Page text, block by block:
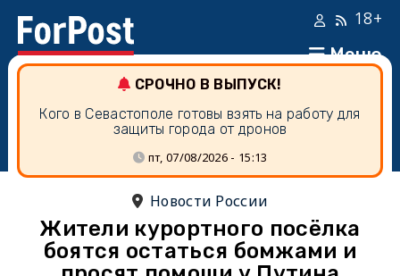
Меню
18+
СРОЧНО В ВЫПУСК!
Кого в Севастополе готовы взять на работу для
защиты города от дронов
пт, 07/08/2026 - 15:13
Новости России
Жители курортного посёлка
боятся остаться бомжами и